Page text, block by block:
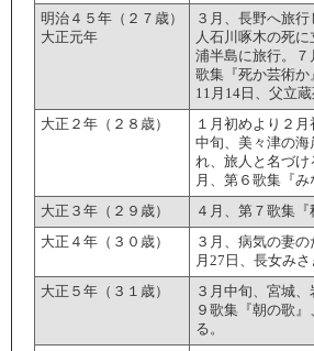
明治４５年（２７歳）
大正元年
３月、長野へ旅
人石川啄木の死
浦半島に旅行。
歌集『死か芸術
11月14日、父立蔵
大正２年（２８歳）
１月初めより２
中旬、美々津の
れ、旅人と名づ
月、第６歌集『み
大正３年（２９歳）
４月、第７歌集『
大正４年（３０歳）
３月、病気の妻
月27日、長女みさ
大正５年（３１歳）
３月中旬、宮城
９歌集『朝の歌
る。